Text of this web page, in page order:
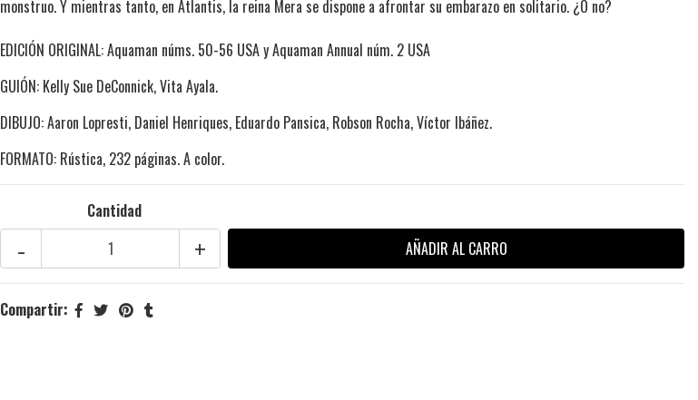
monstruo. Y mientras tanto, en Atlantis, la reina Mera se dispone a afrontar su embarazo en solitario. ¿O no?
EDICIÓN ORIGINAL: Aquaman núms. 50-56 USA y Aquaman Annual núm. 2 USA
GUIÓN: Kelly Sue DeConnick, Vita Ayala.
DIBUJO: Aaron Lopresti, Daniel Henriques, Eduardo Pansica, Robson Rocha, Víctor Ibáñez.
FORMATO: Rústica, 232 páginas. A color.
Cantidad
+
-
Compartir: